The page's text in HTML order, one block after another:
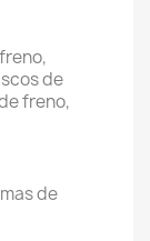
de
freno,
de